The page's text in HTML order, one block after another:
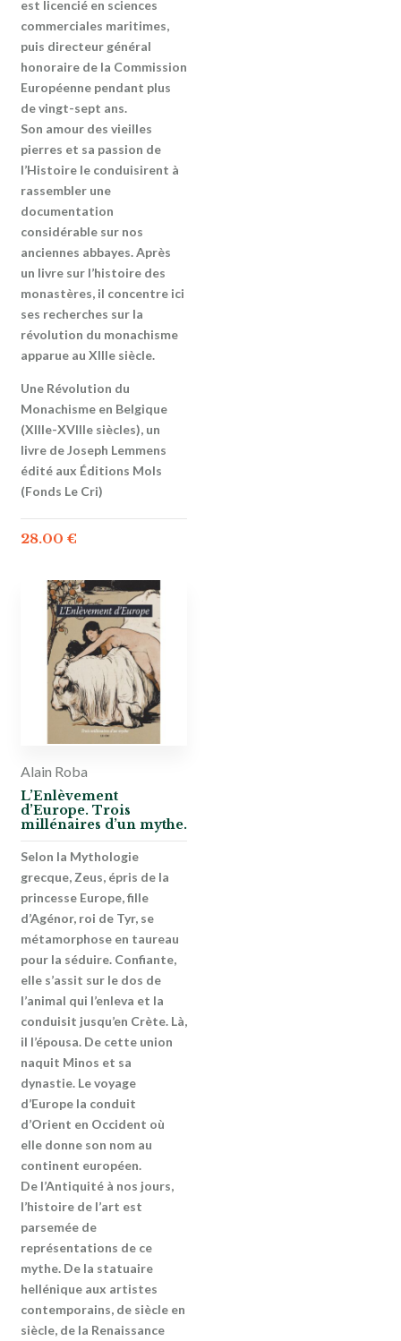
est licencié en sciences
commerciales maritimes,
puis directeur général
honoraire de la Commission
Européenne pendant plus
de vingt-sept ans.
Son amour des vieilles
pierres et sa passion de
l’Histoire le conduisirent à
rassembler une
documentation
considérable sur nos
anciennes abbayes. Après
un livre sur l’histoire des
monastères, il concentre ici
ses recherches sur la
révolution du monachisme
apparue au XIIIe siècle.
Une Révolution du
Monachisme en Belgique
(XIIIe-XVIIIe siècles), un
livre de Joseph Lemmens
édité aux Éditions Mols
(Fonds Le Cri)
28.00 €
Alain Roba
L’Enlèvement
d’Europe. Trois
millénaires d’un mythe.
Selon la Mythologie
grecque, Zeus, épris de la
princesse Europe, fille
d’Agénor, roi de Tyr, se
métamorphose en taureau
pour la séduire. Confiante,
elle s’assit sur le dos de
l’animal qui l’enleva et la
conduisit jusqu’en Crète. Là,
il l’épousa. De cette union
naquit Minos et sa
dynastie. Le voyage
d’Europe la conduit
d’Orient en Occident où
elle donne son nom au
continent européen.
De l’Antiquité à nos jours,
l’histoire de l’art est
parsemée de
représentations de ce
mythe. De la statuaire
hellénique aux artistes
contemporains, de siècle en
siècle, de la Renaissance